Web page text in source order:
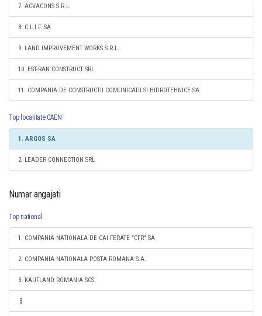
7. ACVACONS S.R.L.
8. C.L.I.F. SA
9. LAND IMPROVEMENT WORKS S.R.L.
10. EST-RAN CONSTRUCT SRL
11. COMPANIA DE CONSTRUCTII COMUNICATII SI HIDROTEHNICE SA
Top localitate CAEN
1. ARGOS SA
2. LEADER CONNECTION SRL
Numar angajati
Top national
1. COMPANIA NATIONALA DE CAI FERATE "CFR" SA
2. COMPANIA NATIONALA POSTA ROMANA S.A.
3. KAUFLAND ROMANIA SCS